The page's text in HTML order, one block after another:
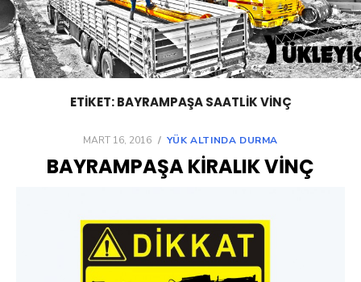
ETIKET:BAYRAMPAŞA SAATLIK VINÇ
POSTED
MART 16, 2016 YÜK ALTINDA DURMA
BAYRAMPAŞA KIRALIK VINÇ